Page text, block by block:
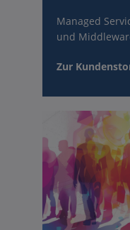
Managed
und
Zur